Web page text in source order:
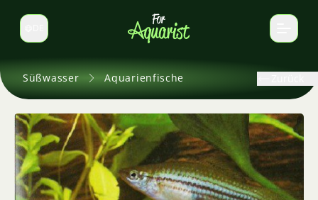
Sprache wechseln
Süßwasser Aquarienfische